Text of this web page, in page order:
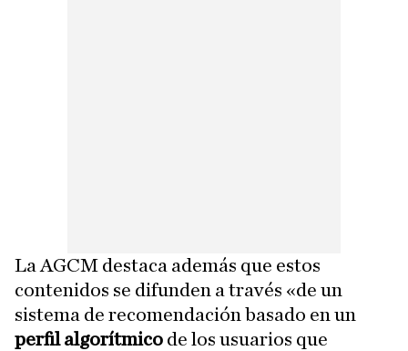
La AGCM destaca además que estos
contenidos se difunden a través «de un
sistema de recomendación basado en un
perfil algorítmico de los usuarios que